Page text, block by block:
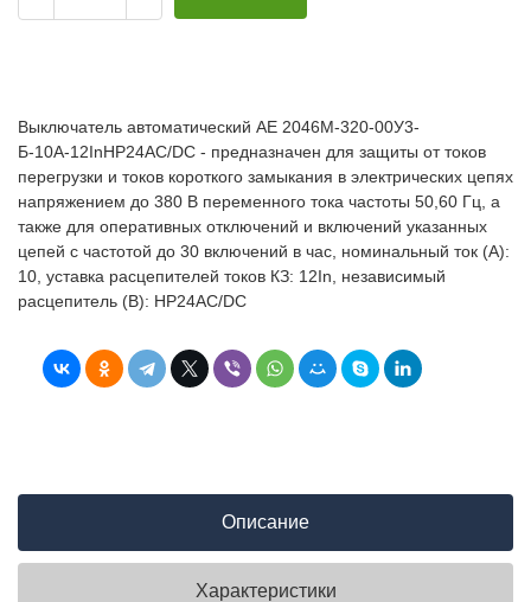
Выключатель автоматический АЕ 2046М-320-00У3-
Б-10А-12InНР24AC/DC - предназначен для защиты от токов
перегрузки и токов короткого замыкания в электрических цепях
напряжением до 380 В переменного тока частоты 50,60 Гц, а
также для оперативных отключений и включений указанных
цепей с частотой до 30 включений в час, номинальный ток (А):
10, уставка расцепителей токов КЗ: 12In, независимый
расцепитель (В): НР24AC/DC
Описание
Характеристики